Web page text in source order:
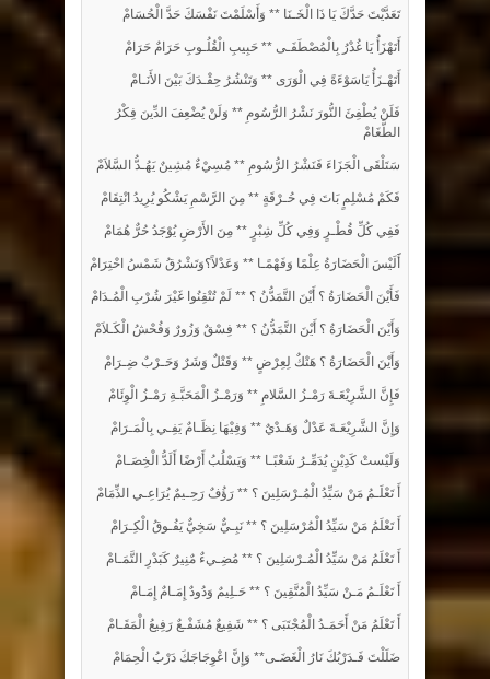
تَعَدَّيْتَ حَدَّكَ يَا ذَا الْخَـنَا ** وَأَسْلَمْتَ نَفْسَكَ حَدَّ الْحُسَامْ
أَتَهْزَأُ يَا غُدْرُ بِالْمُصْطَفَـى ** حَبِيبِ الْقُلُـوبِ حَرَامٌ حَرَامْ
أَتَهْـزَأُ يَاسَوْءَةً فِي الْوَرَى ** وَتَنْشُرُ حِقْـدَكَ بَيْنَ الأَنَـامْ
فَلَنْ يُطْفِئَ النُّورَ نَشْرُ الرُّسُومِ ** وَلَنْ يُضْعِفَ الدِّينَ فِكْرُ
الطَّغَامْ
سَتَلْقَى الْجَزَاءَ فَنَشْرُ الرُّسُومِ ** مُسِيْءٌ مُشِينٌ يَهُـدُّ السَّلاَمْ
فَكَمْ مُسْلِمٍ بَاتَ فِي حُـرْقَةٍ ** مِنَ الرَّسْمِ يَشْكُو يُرِيدُ انْتِقَامْ
فَفِي كُلِّ قُطْـرٍ وَفِي كُلِّ شِبْرٍ ** مِنَ الأَرْضِ يُوْجَدُ حُرٌّ هُمَامْ
أََلَيْسَ الْحَضَارَةُ عِلْمًا وَفَهْمًـا ** وَعَدْلاً؟وَتَشْرُقُ شَمْسُ احْتِرَامْ
فَأَيْنَ الْحَضَارَةُ ؟ أَيْنَ التَّمَدُّنُ ؟ ** لَمْ تُتْقِنُوا غَيْرَ شُرْبِ الْمُـدَامْ
وَأَيْنَ الْحَضَارَةُ ؟ أَيْنَ التَّمَدُّنُ ؟ ** فِسْقٌ وَزُورٌ وَفُحْشُ الْكَـلاَمْ
وَأَيْنَ الْحَضَارَةُ ؟ هَتْكٌ لِعِرْضٍ ** وَقَتْلٌ وَشَرٌ وَحَـرْبٌ ضِـرَامْ
فَإِنَّ الشَّرِيْعَـةَ رَمْـزُ السَّلامِ ** وَرَمْـزُ الْمَحَبَّـةِ رَمْـزُ الْوِئَامْ
وَإِنَّ الشَّرِيْعَـةَ عَدْلٌ وَهَـدْيٌ ** وَفِيْهَا نِظَـامٌ يَفِـي بِالْمَـرَامْ
وَلَيْستْ كَدِيْنٍ يُدَمِّـرُ شَعْبًـا ** وَيَسْلُبُ أَرْضًا أَلَدُّ الْخِصَـامْ
أَ تَعْلَـمُ مَنْ سَيِّدُ الْمُـرْسَلِينَ ؟ ** رَؤُفٌ رَحِـيمٌ يُرَاعِـي الذِّمَامْ
أَ تَعْلَمُ مَنْ سَيِّدُ الْمُرْسَلِينَ ؟ ** نَبِـيٌّ سَخِيٌّ يَفُـوقُ الْكِـرَامْ
أَ تَعْلَمُ مَنْ سَيِّدُ الْمُـرْسَلِينَ ؟ ** مُضِـيءٌ مٌنِيرٌ كَبَدْرِ التَّمَـامْ
أَ تَعْلَـمُ مَـنْ سَيِّدُ الْمُتَّقِينَ ؟ ** حَـلِيمٌ وَدُودٌ إِمَـامٌ إِمَـامْ
أَ تَعْلَمُ مَنْ أَحَمَـدُ الْمُجْتَبَى ؟ ** شَفِيعٌ مُشَفْـعٌ رَفِيعُ الْمَقَـامْ
ضَلَلْتَ فَـدَرْبُكَ نَارُ الْغَضَـى** وَإِنَّ اعْوِجَاجَكَ دَرْبُ الْحِمَامْ